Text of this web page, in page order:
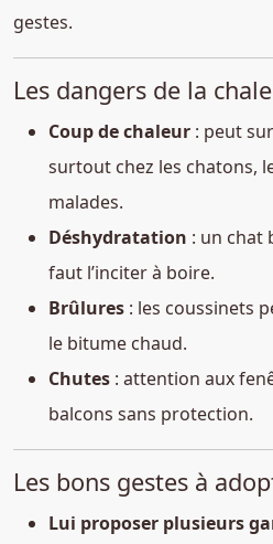
gestes.
Les dangers de la
Coup de chaleur : peut
surtout chez les chatons,
malades.
Déshydratation : un chat
faut l’inciter à boire.
Brûlures : les coussinets
le bitume chaud.
Chutes : attention aux
balcons sans protection.
Les bons gestes à
Lui proposer plusieurs